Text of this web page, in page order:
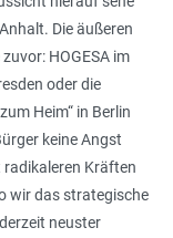
Die äußeren
HOGESA im
oder die
Heim“ in Berlin
keine Angst
Kräften
wir das strategische
neuster